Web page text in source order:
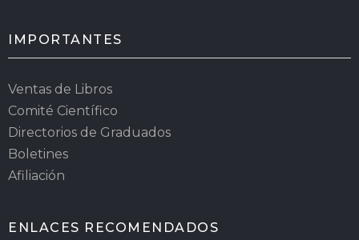
IMPORTANTES
Ventas de Libros
Comité Científico
Directorios de Graduados
Boletines
Afiliación
ENLACES RECOMENDADOS